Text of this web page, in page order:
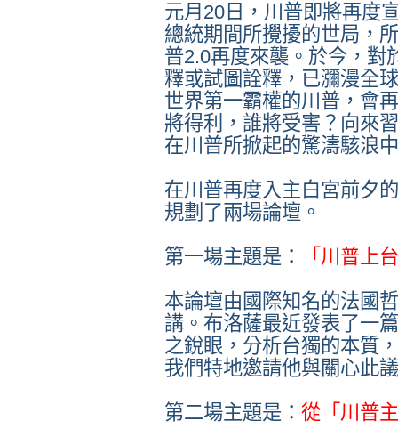
元月 20 日，川普即將再度
總統期間所攪擾的世局，
普2.0再度來襲。於今，對
釋或試圖詮釋，已瀰漫全
世界第一霸權的川普，會
將得利，誰將受害？向來
在川普所掀起的驚濤駭浪
在川普再度入主白宮前夕的
規劃了兩場論壇。
第一場主題是：
「川普上
本論壇由國際知名的法國
講。布洛薩最近發表了一
之銳眼，分析台獨的本質
我們特地邀請他與關心此
第二場主題是： 從「川普